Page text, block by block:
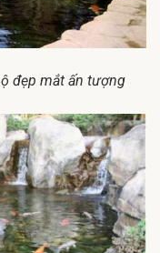
đẹp mắt ấn tượng